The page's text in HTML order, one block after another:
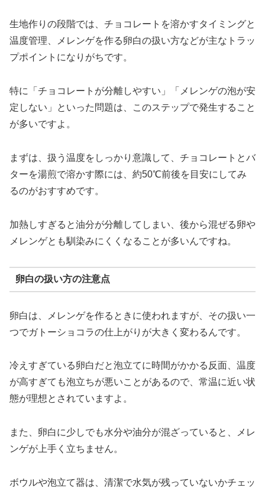
生地作りの段階では、チョコレートを溶かすタイミングと
温度管理、メレンゲを作る卵白の扱い方などが主なトラッ
プポイントになりがちです。
特に「チョコレートが分離しやすい」「メレンゲの泡が安
定しない」といった問題は、このステップで発生すること
が多いですよ。
まずは、扱う温度をしっかり意識して、チョコレートとバ
ターを湯煎で溶かす際には、約50℃前後を目安にしてみ
るのがおすすめです。
加熱しすぎると油分が分離してしまい、後から混ぜる卵や
メレンゲとも馴染みにくくなることが多いんですね。
卵白の扱い方の注意点
卵白は、メレンゲを作るときに使われますが、その扱い一
つでガトーショコラの仕上がりが大きく変わるんです。
冷えすぎている卵白だと泡立てに時間がかかる反面、温度
が高すぎても泡立ちが悪いことがあるので、常温に近い状
態が理想とされていますよ。
また、卵白に少しでも水分や油分が混ざっていると、メレ
ンゲが上手く立ちません。
ボウルや泡立て器は、清潔で水気が残っていないかチェッ